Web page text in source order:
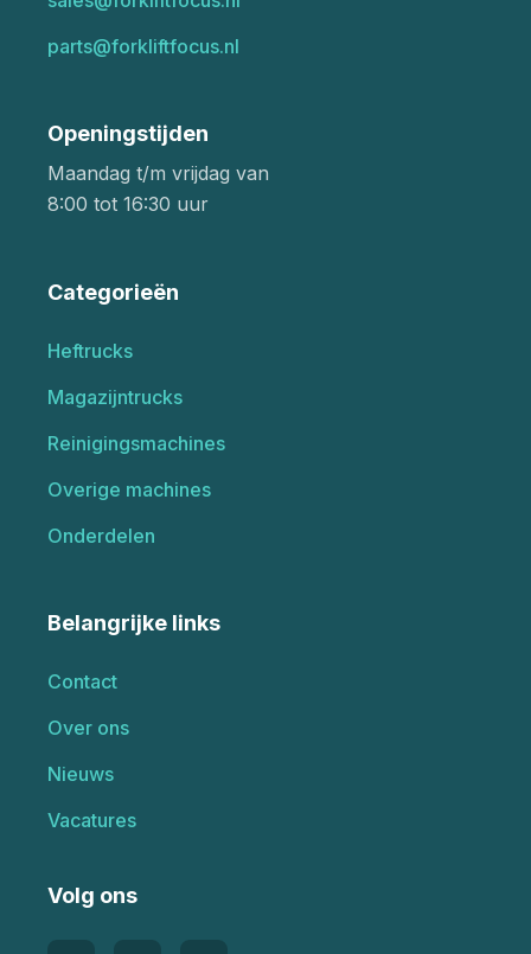
parts@forkliftfocus.nl
Openingstijden
Maandag t/m vrijdag van
8:00 tot 16:30 uur
Categorieën
Heftrucks
Magazijntrucks
Reinigingsmachines
Overige machines
Onderdelen
Belangrijke links
Contact
Over ons
Nieuws
Vacatures
Volg ons